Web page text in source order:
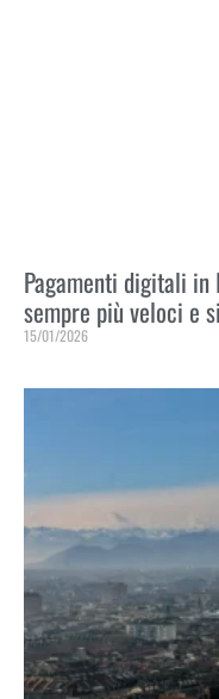
Pagamenti digitali
sempre più veloci e
15/01/2026